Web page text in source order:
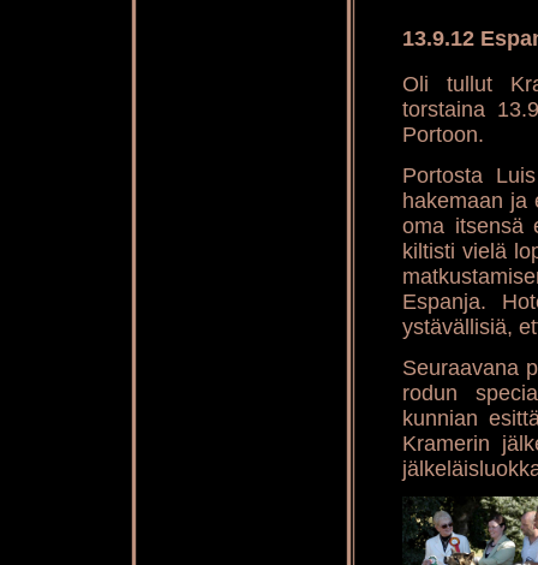
13.9.12
Oli tullut
torstaina
Portoon.
Portosta
hakemaan ja
oma itsensä
kiltisti vielä
Espanja.
ystävällisiä,
Seuraavana
rodun
kunnian
Kramerin